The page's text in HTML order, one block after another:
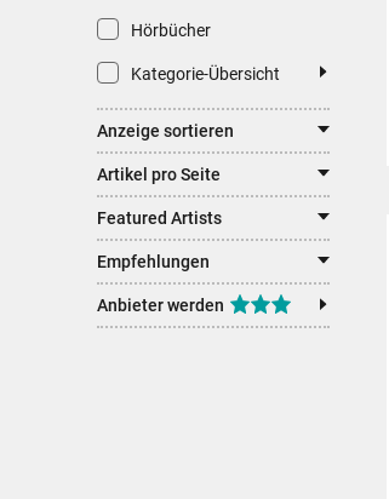
Hörbücher
Kategorie-Übersicht
Anzeige sortieren
Artikel pro Seite
Featured Artists
Empfehlungen
Anbieter werden